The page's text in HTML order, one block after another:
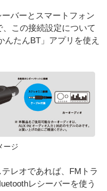
バーとスマートフォン
この接続設定について
んたんBT」アプリを使え
ージ
レオであれば、FMトラ
レシーバーを使う